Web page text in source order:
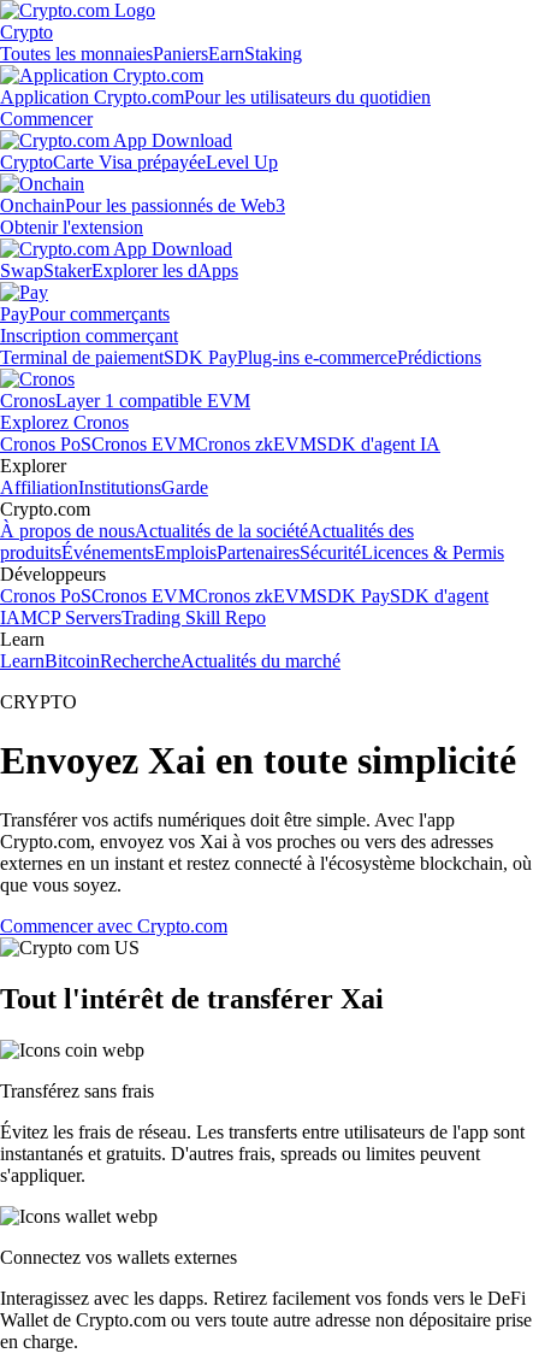
Crypto
Toutes les monnaiesPaniersEarnStaking
Application Crypto.comPour les utilisateurs du quotidien
Commencer
CryptoCarte Visa prépayéeLevel Up
OnchainPour les passionnés de Web3
Obtenir l'extension
SwapStakerExplorer les dApps
PayPour commerçants
Inscription commerçant
Terminal de paiementSDK PayPlug-ins e-commercePrédictions
CronosLayer 1 compatible EVM
Explorez Cronos
Cronos PoSCronos EVMCronos zkEVMSDK d'agent IA
Explorer
AffiliationInstitutionsGarde
Crypto.com
À propos de nousActualités de la sociétéActualités des
produitsÉvénementsEmploisPartenairesSécuritéLicences & Permis
Développeurs
Cronos PoSCronos EVMCronos zkEVMSDK PaySDK d'agent
IAMCP ServersTrading Skill Repo
Learn
LearnBitcoinRechercheActualités du marché
CRYPTO
Envoyez Xai en toute simplicité
Transférer vos actifs numériques doit être simple. Avec l'app
Crypto.com, envoyez vos Xai à vos proches ou vers des adresses
externes en un instant et restez connecté à l'écosystème blockchain, où
que vous soyez.
Commencer avec Crypto.com
Tout l'intérêt de transférer Xai
Transférez sans frais
Évitez les frais de réseau. Les transferts entre utilisateurs de l'app sont
instantanés et gratuits. D'autres frais, spreads ou limites peuvent
s'appliquer.
Connectez vos wallets externes
Interagissez avec les dapps. Retirez facilement vos fonds vers le DeFi
Wallet de Crypto.com ou vers toute autre adresse non dépositaire prise
en charge.